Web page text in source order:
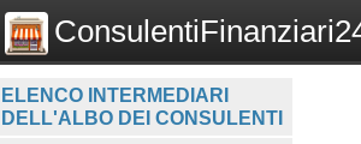
ELENCO INTERMEDIARI
DELL'ALBO DEI CONSULENTI